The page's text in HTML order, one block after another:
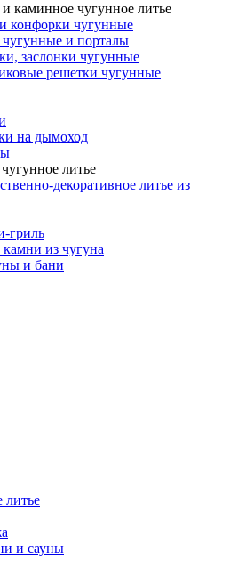
каминное чугунное литье
конфорки чугунные
и порталы
заслонки чугунные
решетки чугунные
на дымоход
литье
декоративное литье из
гриль
из чугуна
и бани
литье
и сауны